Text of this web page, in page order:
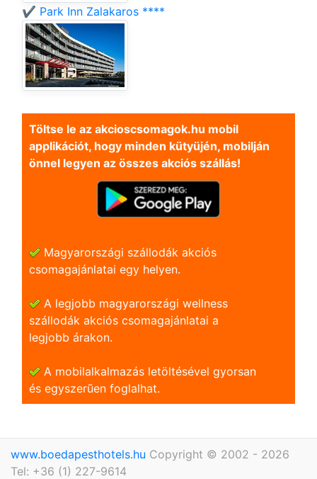
✔️ Park Inn Zalakaros ****
Töltse le az akcioscsomagok.hu mobil
applikációt, hogy minden kütyüjén, mobilján
önnel legyen az összes akciós szállás!
Magyarországi szállodák akciós
csomagajánlatai egy helyen.
A legjobb magyarországi wellness
szállodák akciós csomagajánlatai a
legjobb árakon.
A mobilalkalmazás letöltésével gyorsan
és egyszerũen foglalhat.
www.boedapesthotels.hu Copyright © 2002 - 2026
Tel: +36 (1) 227-9614